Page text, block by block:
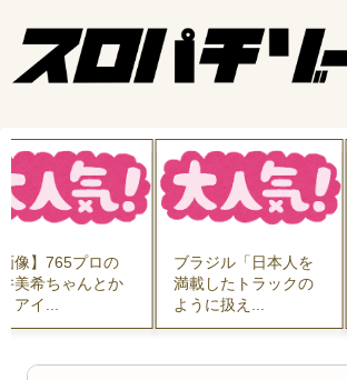
像】765プロの
美希ちゃんとか
アイ...
ブラジル「日本人を
満載したトラックの
ように扱え...